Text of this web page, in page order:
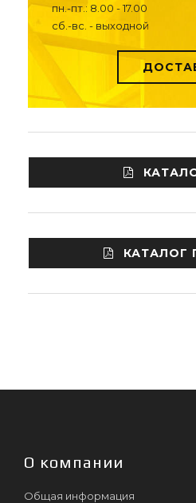
пн.-пт.: 8.00 - 17.00
сб.-вс. - выходной
КАТАЛОГ
О компании
Общая информация